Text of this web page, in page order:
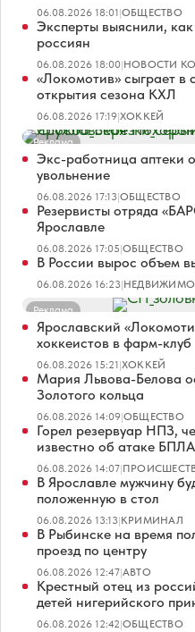
06.08.2026 18:01|ОБЩЕСТВО
Эксперты выяснили,
россиян
06.08.2026 18:00|НОВОСТИ
«Локомотив» сыграет
открытия сезона КХЛ
06.08.2026 17:19|ХОККЕЙ
Реклама
Экс-работница аптеки
увольнение
06.08.2026 17:13|ОБЩЕСТВО
Резервисты отряда
Ярославле
06.08.2026 17:05|ОБЩЕСТВО
В России вырос объем
06.08.2026 16:23|
Реклама
Ярославский
хоккеистов в фарм-клуб
06.08.2026 15:21|ХОККЕЙ
Мария Львова-Белова
Золотого кольца
06.08.2026 14:09|ОБЩЕСТВО
Горел резервуар НПЗ,
известно об атаке
06.08.2026 14:07|
В Ярославле мужчину
положенную в стол
06.08.2026 13:13|КРИМИНАЛ
В Рыбинске на время
проезд по центру
06.08.2026 12:47|АВТО
Крестный отец из
детей нигерийского
06.08.2026 12:42|ОБЩЕСТВО